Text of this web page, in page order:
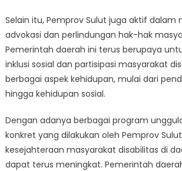
Selain itu, Pemprov Sulut juga aktif dalam
advokasi dan perlindungan hak-hak
Pemerintah daerah ini terus berupaya
inklusi sosial dan partisipasi masyarakat
berbagai aspek kehidupan, mulai dari
hingga kehidupan sosial.
Dengan adanya berbagai program
konkret yang dilakukan oleh Pemprov
kesejahteraan masyarakat disabilitas di
dapat terus meningkat. Pemerintah